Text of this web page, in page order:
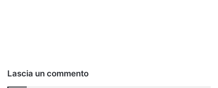
Lascia un commento